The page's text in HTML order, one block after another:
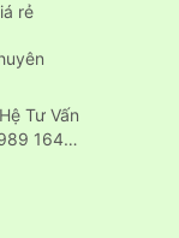
Tư Vấn
164…